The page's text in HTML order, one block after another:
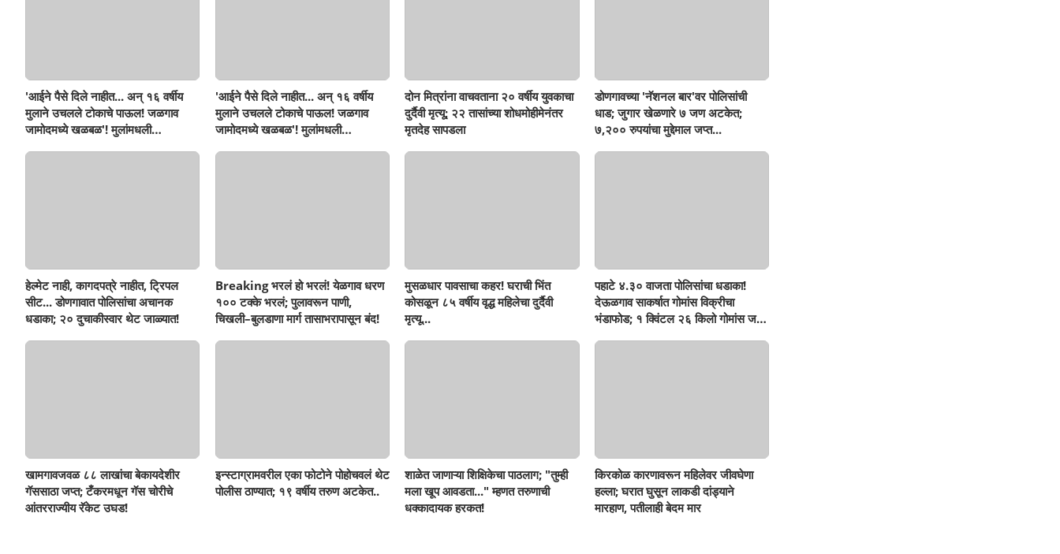
'आईने पैसे दिले नाहीत... अन् १६ वर्षीय
मुलाने उचलले टोकाचे पाऊल! जळगाव
जामोदमध्ये खळबळ'! मुलांमधली
'आईने पैसे दिले नाहीत... अन् १६ वर्षीय
मुलाने उचलले टोकाचे पाऊल! जळगाव
जामोदमध्ये खळबळ'! मुलांमधली
दोन मित्रांना वाचवताना २० वर्षीय युवकाचा
दुर्दैवी मृत्यू; २२ तासांच्या शोधमोहीमेनंतर
मृतदेह सापडला
डोणगावच्या 'नॅशनल बार'वर पोलिसांची
धाड; जुगार खेळणारे ७ जण अटकेत;
७,२०० रुपयांचा मुद्देमाल जप्त...
हेल्मेट नाही, कागदपत्रे नाहीत, ट्रिपल
सीट... डोणगावात पोलिसांचा अचानक
धडाका; २० दुचाकीस्वार थेट जाळ्यात!
Breaking भरलं हो भरलं! येळगाव धरण
१०० टक्के भरलं; पुलावरून पाणी,
चिखली–बुलडाणा मार्ग तासाभरापासून बंद!
मुसळधार पावसाचा कहर! घराची भिंत
कोसळून ८५ वर्षीय वृद्ध महिलेचा दुर्दैवी
मृत्यू...
पहाटे ४.३० वाजता पोलिसांचा धडाका!
देऊळगाव साकर्षात गोमांस विक्रीचा
भंडाफोड; १ क्विंटल २६ किलो गोमांस जप्त,
खामगावजवळ ८८ लाखांचा बेकायदेशीर
गॅससाठा जप्त; टँकरमधून गॅस चोरीचे
आंतरराज्यीय रॅकेट उघड!
इन्स्टाग्रामवरील एका फोटोने पोहोचवलं थेट
पोलीस ठाण्यात; १९ वर्षीय तरुण अटकेत..
शाळेत जाणाऱ्या शिक्षिकेचा पाठलाग; "तुम्ही
मला खूप आवडता..." म्हणत तरुणाची
धक्कादायक हरकत!
किरकोळ कारणावरून महिलेवर जीवघेणा
हल्ला; घरात घुसून लाकडी दांड्याने
मारहाण, पतीलाही बेदम मार